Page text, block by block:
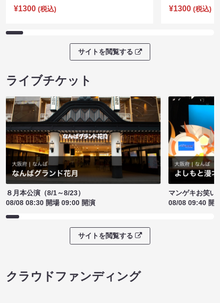
¥1300 (税込)
¥1300 (税込)
サイトを閲覧する
ライブチケット
８月本公演（8/1～8/23）
08/08 08:30 開場 09:00 開演
マンゲキお笑い
08/08 09:40 開
サイトを閲覧する
クラウドファンディング